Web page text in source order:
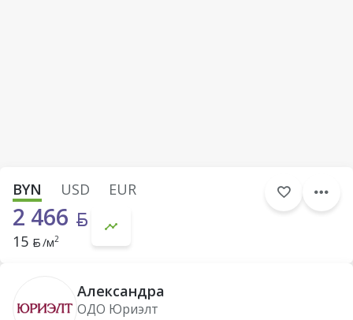
BYN USD EUR
2 466
15 /м2
Александра
ОДО Юриэлт